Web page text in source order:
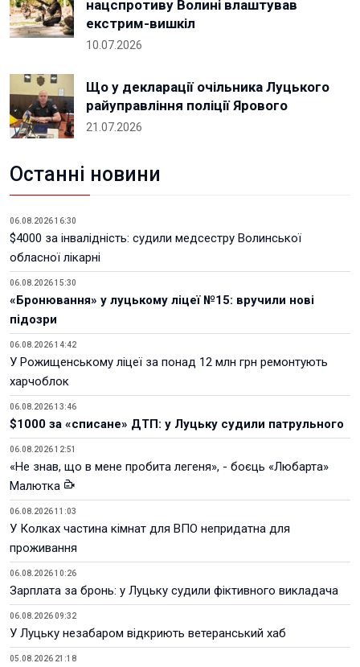
нацспротиву Волині влаштував
екстрим-вишкіл
10.07.2026
Що у декларації очільника Луцького
райуправління поліції Ярового
21.07.2026
Останні новини
06.08.2026 16:30
$4000 за інвалідність: судили медсестру Волинської
обласної лікарні
06.08.2026 15:30
«Бронювання» у луцькому ліцеї №15: вручили нові
підозри
06.08.2026 14:42
У Рожищенському ліцеї за понад 12 млн грн ремонтують
харчоблок
06.08.2026 13:46
$1000 за «списане» ДТП: у Луцьку судили патрульного
06.08.2026 12:51
«Не знав, що в мене пробита легеня», - боєць «Любарта»
Малютка
06.08.2026 11:03
У Колках частина кімнат для ВПО непридатна для
проживання
06.08.2026 10:26
Зарплата за бронь: у Луцьку судили фіктивного викладача
06.08.2026 09:32
У Луцьку незабаром відкриють ветеранський хаб
05.08.2026 21:18